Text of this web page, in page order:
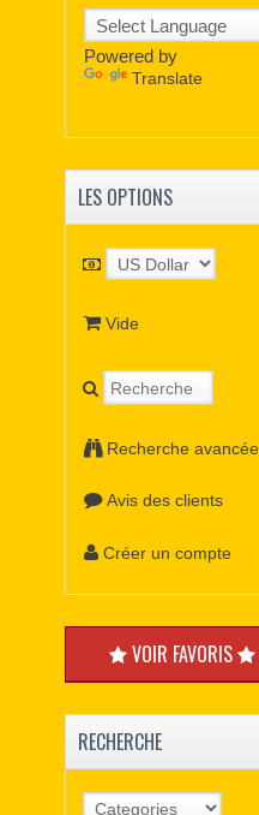
Powered by
Translate
LES OPTIONS
Vide
Recherche avancée
Avis des clients
Créer un compte
VOIR FAVORIS
RECHERCHE